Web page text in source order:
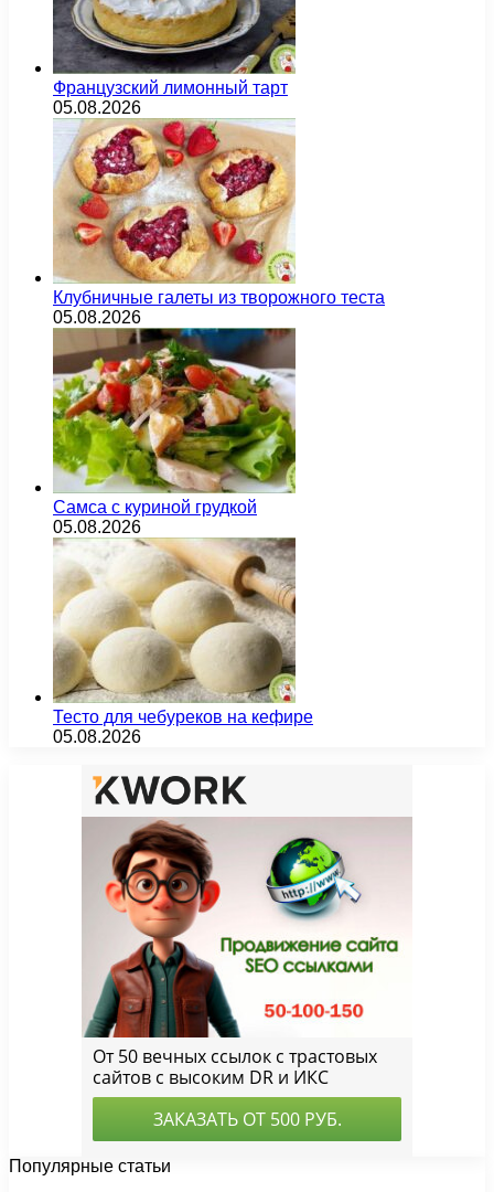
Французский лимонный тарт
05.08.2026
Клубничные галеты из творожного теста
05.08.2026
Самса с куриной грудкой
05.08.2026
Тесто для чебуреков на кефире
05.08.2026
Популярные статьи